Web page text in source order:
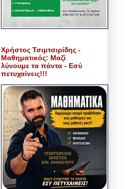
Χρήστος Τσιμτσιρίδης -
Μαθηματικός: Μαζί
λύνουμε τα πάντα - Εσύ
πετυχαίνεις!!!